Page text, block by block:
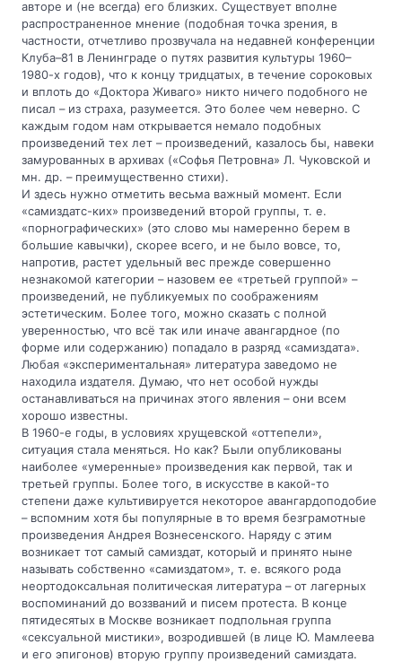
авторе и (не всегда) его близких. Существует вполне
распространенное мнение (подобная точка зрения, в
частности, отчетливо прозвучала на недавней конференции
Клуба–81 в Ленинграде о путях развития культуры 1960–
1980-х годов), что к концу тридцатых, в течение сороковых
и вплоть до «Доктора Живаго» никто ничего подобного не
писал – из страха, разумеется. Это более чем неверно. С
каждым годом нам открывается немало подобных
произведений тех лет – произведений, казалось бы, навеки
замурованных в архивах («Софья Петровна» Л. Чуковской и
мн. др. – преимущественно стихи).
И здесь нужно отметить весьма важный момент. Если
«самиздатс-ких» произведений второй группы, т. е.
«порнографических» (это слово мы намеренно берем в
большие кавычки), скорее всего, и не было вовсе, то,
напротив, растет удельный вес прежде совершенно
незнакомой категории – назовем ее «третьей группой» –
произведений, не публикуемых по соображениям
эстетическим. Более того, можно сказать с полной
уверенностью, что всё так или иначе авангардное (по
форме или содержанию) попадало в разряд «самиздата».
Любая «экспериментальная» литература заведомо не
находила издателя. Думаю, что нет особой нужды
останавливаться на причинах этого явления – они всем
хорошо известны.
В 1960-е годы, в условиях хрущевской «оттепели»,
ситуация стала меняться. Но как? Были опубликованы
наиболее «умеренные» произведения как первой, так и
третьей группы. Более того, в искусстве в какой-то
степени даже культивируется некоторое авангардоподобие
– вспомним хотя бы популярные в то время безграмотные
произведения Андрея Вознесенского. Наряду с этим
возникает тот самый самиздат, который и принято ныне
называть собственно «самиздатом», т. е. всякого рода
неортодоксальная политическая литература – от лагерных
воспоминаний до воззваний и писем протеста. В конце
пятидесятых в Москве возникает подпольная группа
«сексуальной мистики», возродившей (в лице Ю. Мамлеева
и его эпигонов) вторую группу произведений самиздата.